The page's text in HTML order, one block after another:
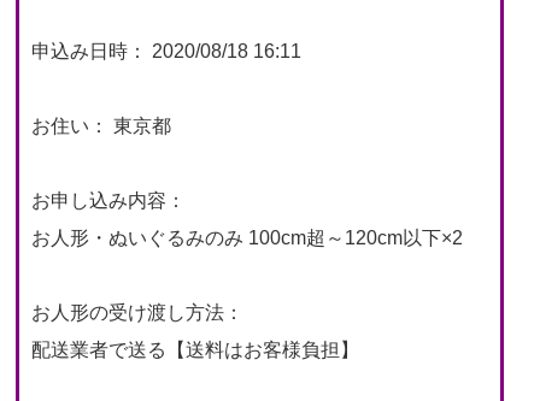
申込み日時： 2020/08/18 16:11
お住い： 東京都
お申し込み内容：
お人形・ぬいぐるみのみ 100cm超～120cm以下×2
お人形の受け渡し方法：
配送業者で送る【送料はお客様負担】